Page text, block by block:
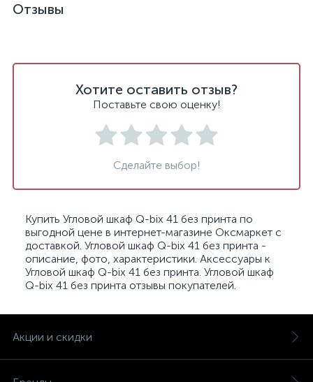
Отзывы
Хотите оставить отзыв?
Поставьте свою оценку!
Сделайте выбор!
Купить Угловой шкаф Q-bix 41 без принта по
выгодной цене в интернет-магазине Оксмаркет с
доставкой. Угловой шкаф Q-bix 41 без принта -
описание, фото, характеристики. Аксессуары к
Угловой шкаф Q-bix 41 без принта. Угловой шкаф
Q-bix 41 без принта отзывы покупателей.
Акции и скидки